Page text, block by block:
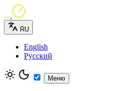
RU
English
Русский
Меню